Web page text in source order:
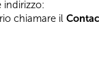
indirizzo:
chiamare il